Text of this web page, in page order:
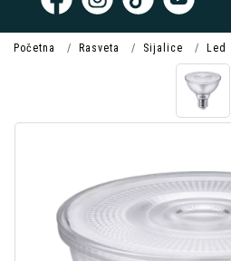
Početna Rasveta Sijalice Led